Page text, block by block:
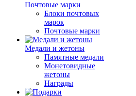
Почтовые марки
Блоки почтовых
марок
Почтовые марки
Медали и жетоны
Памятные медали
Монетовидные
жетоны
Награды